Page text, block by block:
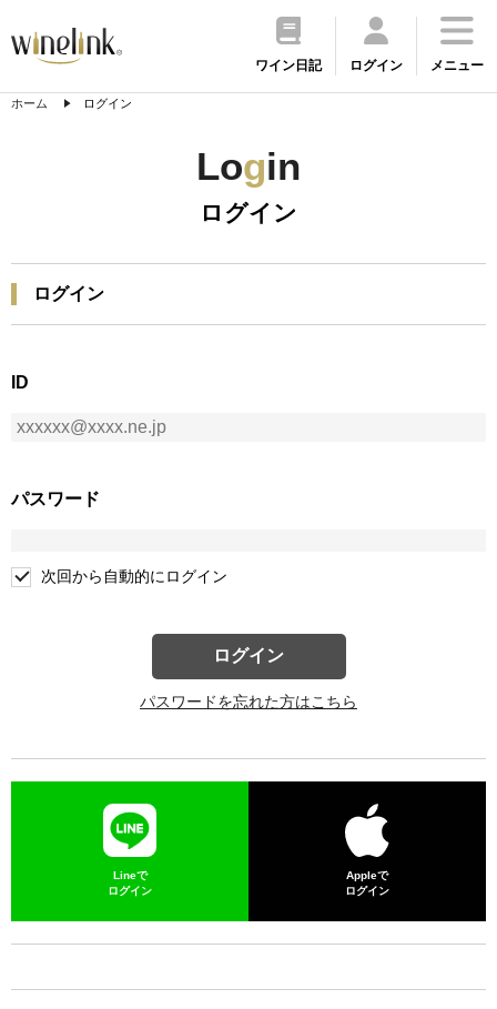
ワイン日記 ログイン メニュー
ホーム ログイン
Login
ログイン
ログイン
ID
パスワード
次回から自動的にログイン
ログイン
パスワードを忘れた方はこちら
Lineで
ログイン
Appleで
ログイン